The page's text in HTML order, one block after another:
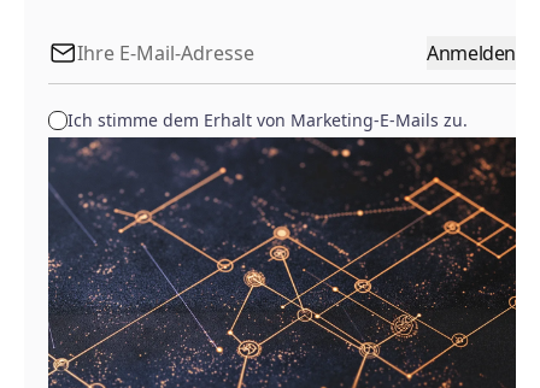
Anmelden
Ich stimme dem Erhalt von Marketing-E-Mails zu.